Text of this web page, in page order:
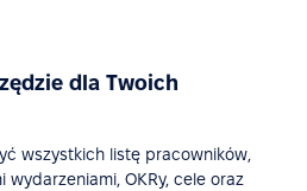
dla Twoich
wszystkich listę pracowników,
OKRy, cele oraz